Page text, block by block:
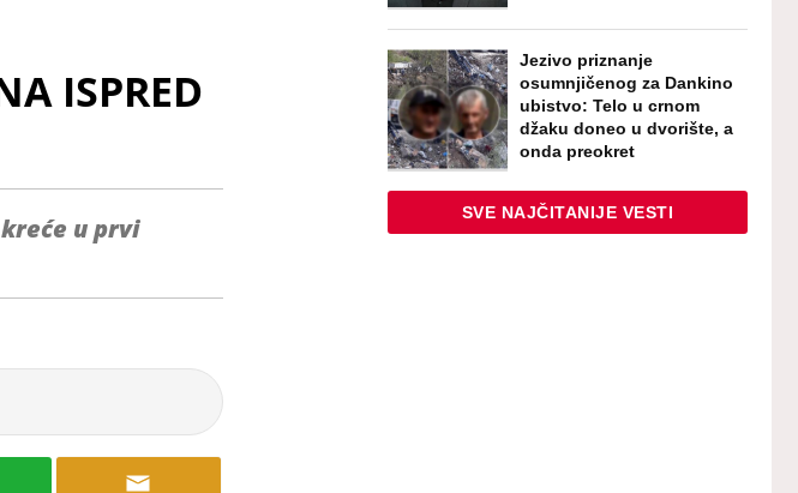
ISPRED
u prvi
Jezivo priznanje
osumnjičenog za Dankino
ubistvo: Telo u crnom
džaku doneo u dvorište, a
onda preokret
SVE NAJČITANIJE VESTI